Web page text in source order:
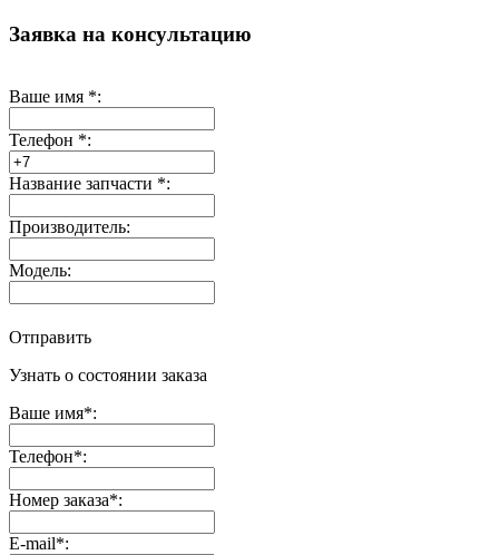
Заявка на консультацию
Ваше имя *:
Телефон *:
Название запчасти *:
Производитель:
Модель:
Отправить
Узнать о состоянии заказа
Ваше имя*:
Телефон*:
Номер заказа*:
E-mail*: